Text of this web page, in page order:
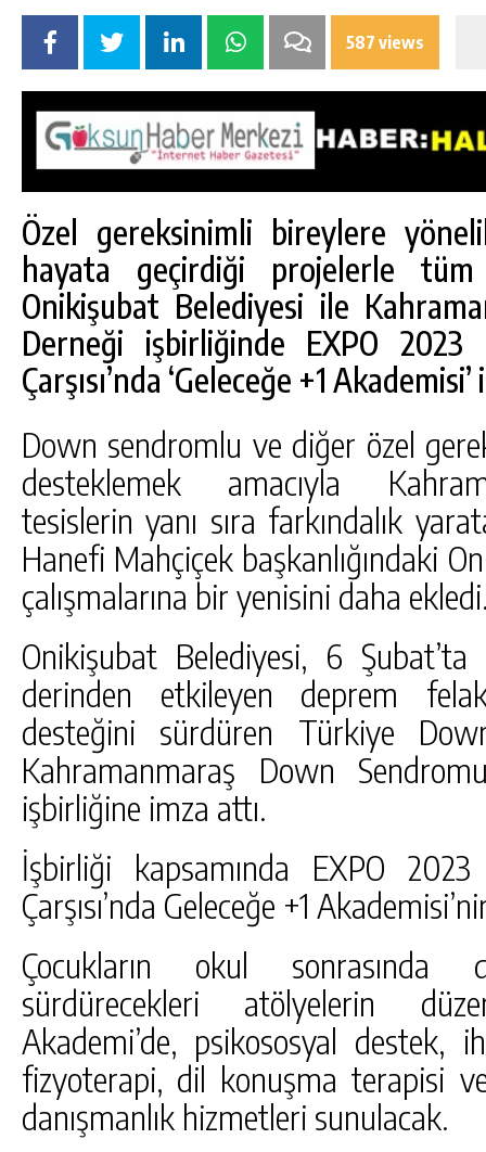
587 views
Özel gereksinimli bireylere
hayata geçirdiği projelerle
Onikişubat Belediyesi ile
Derneği işbirliğinde EXPO 2023
Çarşısı’nda ‘Geleceğe +1
Down sendromlu ve diğer özel
desteklemek amacıyla
tesislerin yanı sıra farkındalık
Hanefi Mahçiçek başkanlığındaki
çalışmalarına bir yenisini daha
Onikişubat Belediyesi, 6
derinden etkileyen deprem
desteğini sürdüren Türkiye
Kahramanmaraş Down
işbirliğine imza attı.
İşbirliği kapsamında EXPO
Çarşısı’nda Geleceğe +1
Çocukların okul
sürdürecekleri atölyelerin
Akademi’de, psikososyal destek,
fizyoterapi, dil konuşma terapisi
danışmanlık hizmetleri sunulacak.
GÜNLÜK HABER AKIŞI
GÖKSUN HAFIZLIK KIZ KUR’AN KURSU
ÖĞRENCILERINE DARENDE GEZISI.